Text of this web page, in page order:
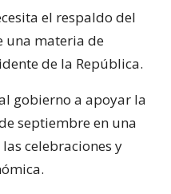
el respaldo del
una materia de
de la República.
gobierno a apoyar la
septiembre en una
celebraciones y